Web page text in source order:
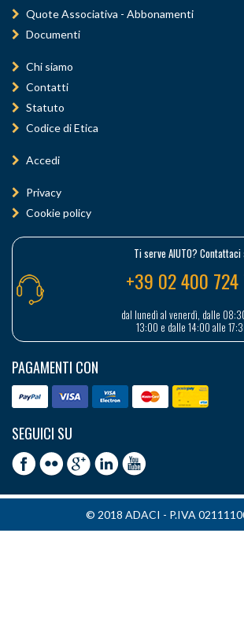
Quote Associativa - Abbonamenti
Documenti
Chi siamo
Contatti
Statuto
Codice di Etica
Accedi
Privacy
Cookie policy
Ti serve AIUTO? Contattaci
+39 02 400 724
dal lunedì al venerdì, dalle
13:00 e dalle 14:00 alle
PAGAMENTI CON
SEGUICI SU
© 2018 ADACI - P.IVA